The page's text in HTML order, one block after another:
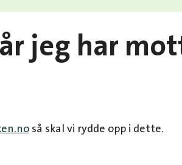
jeg har
så skal vi rydde opp i dette.